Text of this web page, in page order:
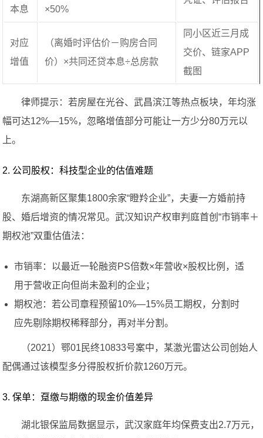
本息
×50%
对应
增值
（离婚时评估价－购房合同
价）×共同还贷本息÷总房款
同小区近三月成
交价、链家APP
截图
律师提示：若房屋在光谷、武昌滨江等热点板块，年均涨
幅可达12%—15%，忽略增值部分可能让一方少分80万元以
上。
2. 公司股权：科技型企业的估值难题
东湖高新区聚集1800余家“瞪羚企业”，夫妻一方婚前持
股、婚后增资的情况常见。武汉知识产权审判庭首创“市销率＋
期权池”双重估值法：
市销率：以最近一轮融资PS倍数×年营收×股权比例，适
用于营收正向但尚未盈利的企业；
期权池：若公司章程预留10%—15%员工期权，分割时
应先剔除期权稀释部分，再对半分割。
（2021）鄂01民终10833号案中，某激光雷达公司创始人
配偶通过该模型多分得股权折价款1260万元。
3. 保单：趸缴与期缴的现金价值差异
湖北银保监局数据显示，武汉家庭年均保费支出2.7万元，